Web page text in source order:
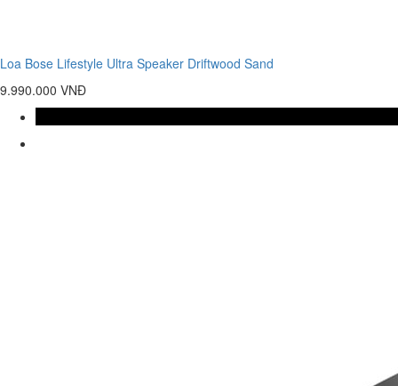
Loa Bose Lifestyle Ultra Speaker Driftwood Sand
9.990.000 VNĐ